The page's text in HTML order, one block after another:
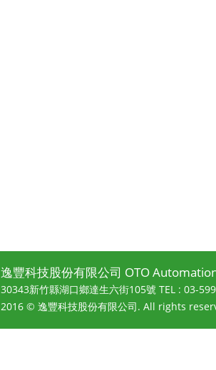
逸豐科技股份有限公司 OTO
30343新竹縣湖口鄉達生六街105號 TEL : 03-
2016 © 逸豐科技股份有限公司. All rights